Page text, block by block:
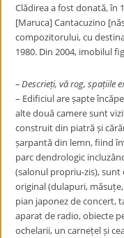
Clădirea a fost donată, în
[Maruca] Cantacuzino
compozitorului, cu
1980. Din 2004, imobilul
–Descrieți, vă rog, spațiile
– Edificiul are șapte
alte două camere sunt
construit din piatră și
șarpantă din lemn, fiind
parc dendrologic
(salonul propriu-zis),
original (dulapuri,
pian japonez de concert,
aparat de radio, obiecte
ochelarii, un carnețel și